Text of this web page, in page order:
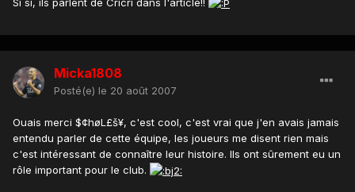
Micka1808
Posté(e) le 20 août 2007
Ouais merci $¢høL£š¥, c'est cool, c'est vrai que j'en avais jamais
entendu parler de cette équipe, les joueurs me disent rien mais
c'est intéressant de connaître leur histoire. Ils ont sûrement eu un
rôle important pour le club.